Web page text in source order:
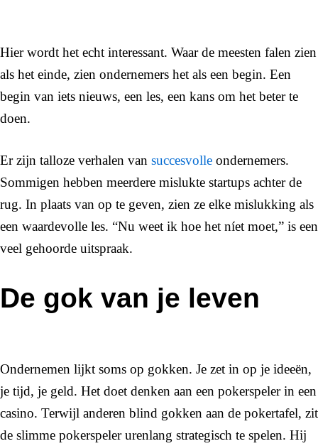
Hier wordt het echt interessant. Waar de meesten falen zien
als het einde, zien ondernemers het als een begin. Een
begin van iets nieuws, een les, een kans om het beter te
doen.
Er zijn talloze verhalen van succesvolle ondernemers.
Sommigen hebben meerdere mislukte startups achter de
rug. In plaats van op te geven, zien ze elke mislukking als
een waardevolle les. “Nu weet ik hoe het níet moet,” is een
veel gehoorde uitspraak.
De gok van je leven
Ondernemen lijkt soms op gokken. Je zet in op je ideeën,
je tijd, je geld. Het doet denken aan een pokerspeler in een
casino. Terwijl anderen blind gokken aan de pokertafel, zit
de slimme pokerspeler urenlang strategisch te spelen. Hij